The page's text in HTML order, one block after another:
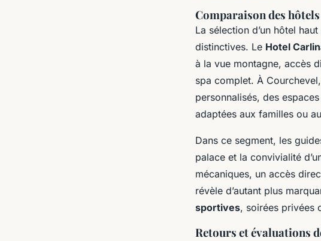
Comparaison des
La sélection d’un hôtel
distinctives. Le Hotel
à la vue montagne, accès
spa complet. À
personnalisés, des
adaptées aux familles ou
Dans ce segment, les
palace et la convivialité
mécaniques, un accès
révèle d’autant plus
sportives, soirées privées
Retours et évaluations